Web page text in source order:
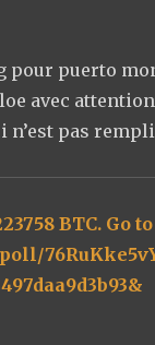
pour puerto
avec attention
pas
BTC. Go